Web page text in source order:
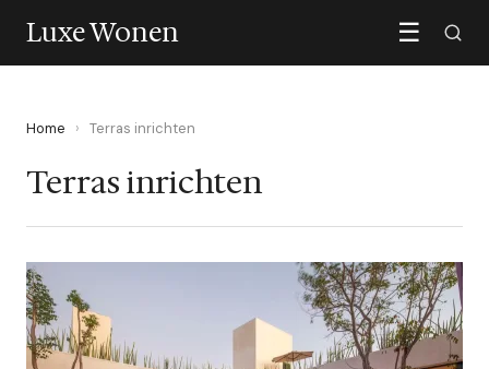
Luxe Wonen ☰
Home › Terras inrichten
Terras inrichten